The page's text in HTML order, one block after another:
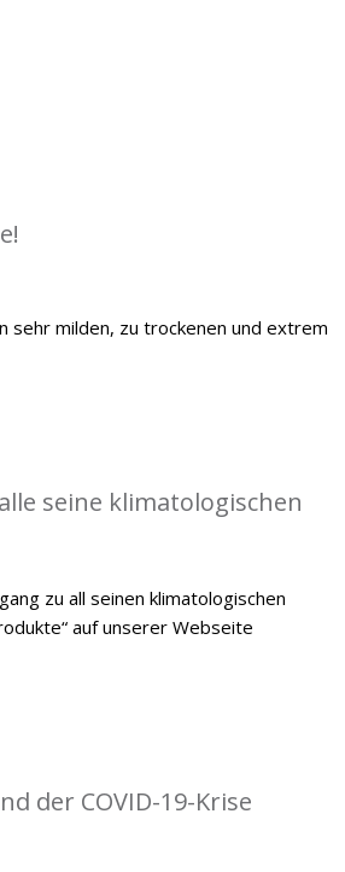
milden, zu trockenen und extrem
seine klimatologischen
zu all seinen klimatologischen
auf unserer Webseite
der COVID-19-Krise